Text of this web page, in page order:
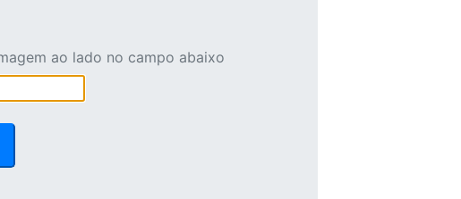
ao lado no campo abaixo